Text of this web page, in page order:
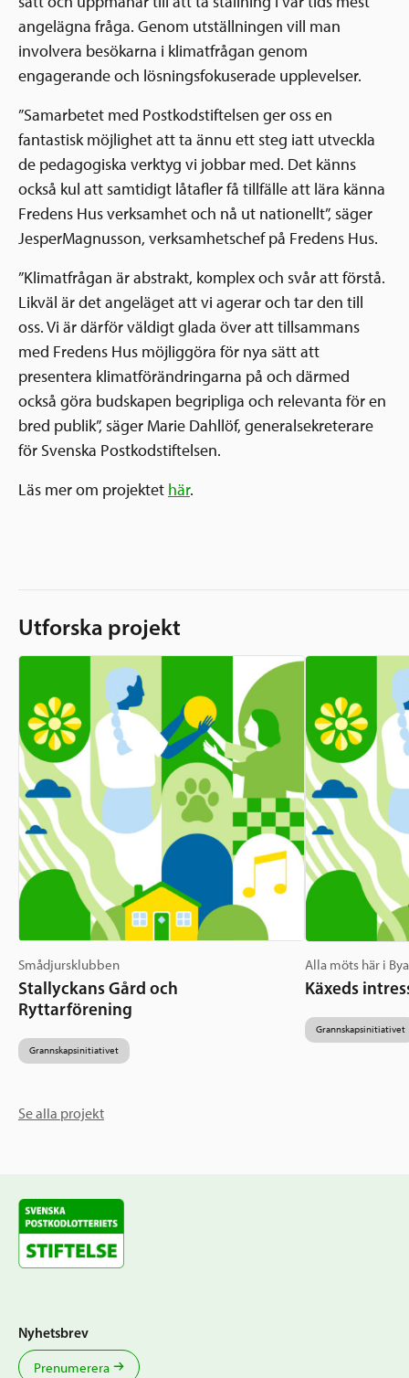
angelägna fråga. Genom utställningen vill man
involvera besökarna i klimatfrågan genom
engagerande och lösningsfokuserade upplevelser.
”Samarbetet med Postkodstiftelsen ger oss en
fantastisk möjlighet att ta ännu ett steg iatt utveckla
de pedagogiska verktyg vi jobbar med. Det känns
också kul att samtidigt låtafler få tillfälle att lära känna
Fredens Hus verksamhet och nå ut nationellt”, säger
JesperMagnusson, verksamhetschef på Fredens Hus.
”Klimatfrågan är abstrakt, komplex och svår att förstå.
Likväl är det angeläget att vi agerar och tar den till
oss. Vi är därför väldigt glada över att tillsammans
med Fredens Hus möjliggöra för nya sätt att
presentera klimatförändringarna på och därmed
också göra budskapen begripliga och relevanta för en
bred publik”, säger Marie Dahllöf, generalsekreterare
för Svenska Postkodstiftelsen.
Läs mer om projektet här.
Utforska projekt
Smådjursklubben
Stallyckans Gård och
Ryttarförening
Grannskapsinitiativet
Alla möts här i
Käxeds
Grannskapsinitiativet
Se alla projekt
Nyhetsbrev
Prenumerera